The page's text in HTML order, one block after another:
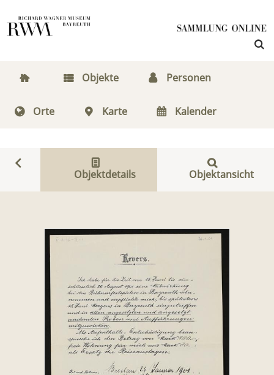
Objekte Personen
Orte Karte Kalender
Objektdetails Objektansicht